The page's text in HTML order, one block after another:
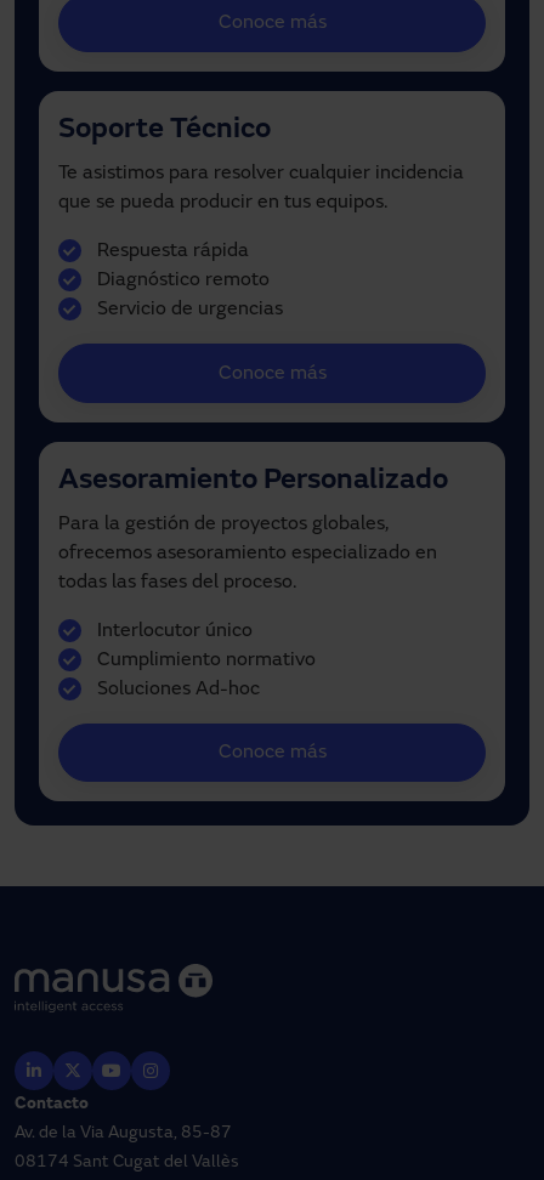
Conoce más
Soporte Técnico
Te asistimos para resolver cualquier incidencia
que se pueda producir en tus equipos.
Respuesta rápida
Diagnóstico remoto
Servicio de urgencias
Conoce más
Asesoramiento Personalizado
Para la gestión de proyectos globales,
ofrecemos asesoramiento especializado en
todas las fases del proceso.
Interlocutor único
Cumplimiento normativo
Soluciones Ad-hoc
Conoce más
Contacto
Av. de la Via Augusta, 85-87
08174 Sant Cugat del Vallès